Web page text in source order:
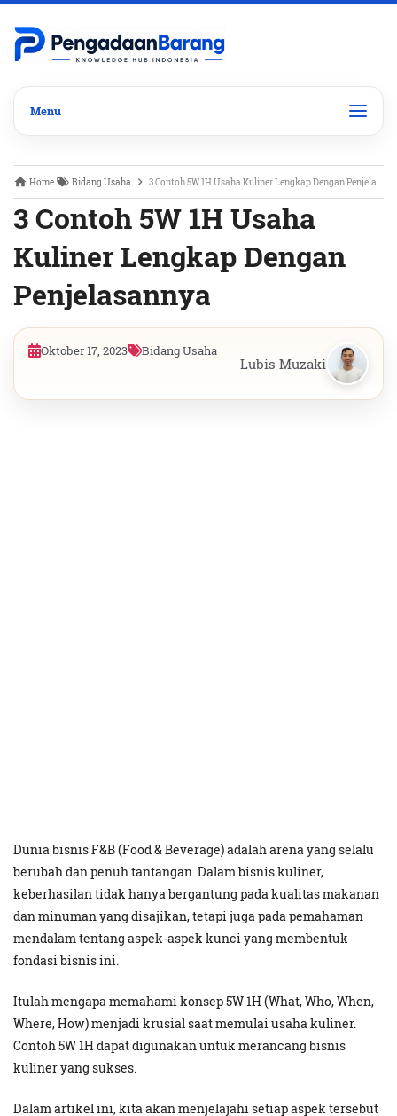
Home Bidang Usaha 3 Contoh 5W 1H Usaha Kuliner Lengkap Dengan Penjelasannya
3 Contoh 5W 1H Usaha
Kuliner Lengkap Dengan
Penjelasannya
Oktober 17, 2023 Bidang Usaha
Lubis Muzaki
Dunia bisnis F&B (Food & Beverage) adalah arena yang selalu
berubah dan penuh tantangan. Dalam bisnis kuliner,
keberhasilan tidak hanya bergantung pada kualitas makanan
dan minuman yang disajikan, tetapi juga pada pemahaman
mendalam tentang aspek-aspek kunci yang membentuk
fondasi bisnis ini.
Itulah mengapa memahami konsep 5W 1H (What, Who, When,
Where, How) menjadi krusial saat memulai usaha kuliner.
Contoh 5W 1H dapat digunakan untuk merancang bisnis
kuliner yang sukses.
Dalam artikel ini, kita akan menjelajahi setiap aspek tersebut